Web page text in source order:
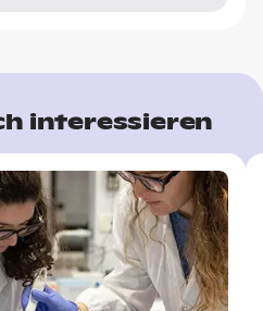
interessieren